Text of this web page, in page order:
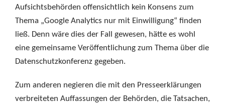
Aufsichtsbehörden offensichtlich kein Konsens zum
Thema „Google Analytics nur mit Einwilligung“ finden
ließ. Denn wäre dies der Fall gewesen, hätte es wohl
eine gemeinsame Veröffentlichung zum Thema über die
Datenschutzkonferenz gegeben.
Zum anderen negieren die mit den Presseerklärungen
verbreiteten Auffassungen der Behörden, die Tatsachen,